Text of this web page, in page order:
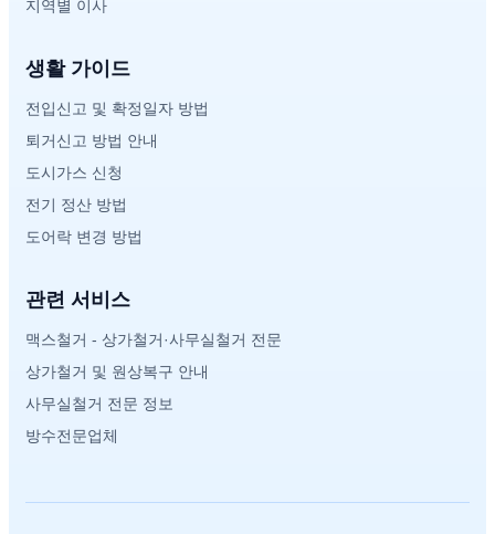
지역별 이사
생활 가이드
전입신고 및 확정일자 방법
퇴거신고 방법 안내
도시가스 신청
전기 정산 방법
도어락 변경 방법
관련 서비스
맥스철거 - 상가철거·사무실철거 전문
상가철거 및 원상복구 안내
사무실철거 전문 정보
방수전문업체